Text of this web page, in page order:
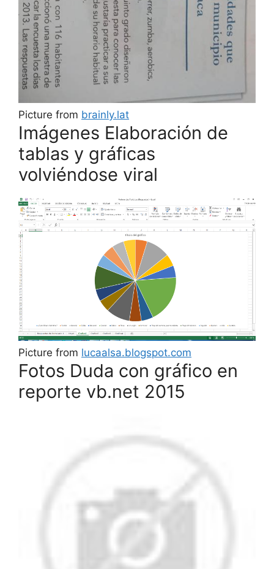
Picture from brainly.lat
Imágenes Elaboración de
tablas y gráficas
volviéndose viral
Picture from lucaalsa.blogspot.com
Fotos Duda con gráfico en
reporte vb.net 2015